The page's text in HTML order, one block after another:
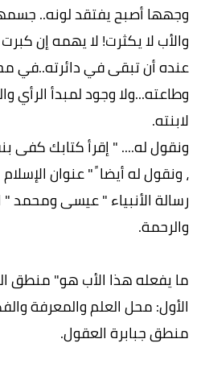
وجهها أصبح يفتقد لونه..
والأب لا يكثرت! لا يهمه إن
عنده أن تبقى في دائرته..في
وطاعته...ولا وجود لمبدأ الرأي
لابنته.
ونقول له.... " إقرأ كتابك كفى
، ونقول له أيضا ً " عنوان
رسالة الأنبياء " عيسى ومحمد
والرحمة.
ما يفعله هذا الأب هو" منطق
الأول: محل العلم والمعرفة
منطق جبابرة العقول.